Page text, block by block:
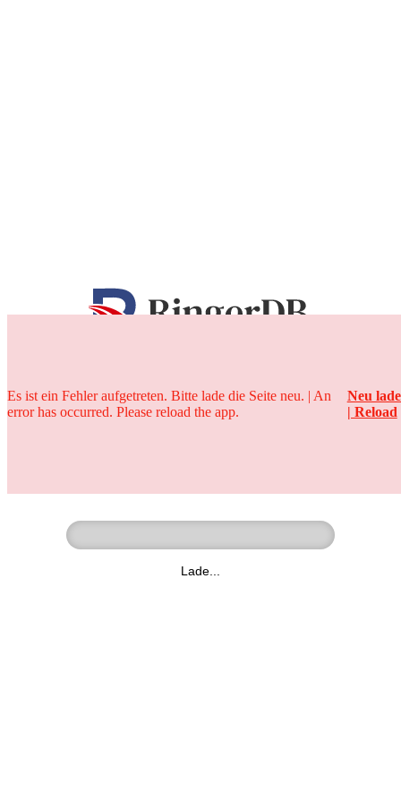
25 Jahre
Lade...
Es ist ein Fehler aufgetreten. Bitte lade die Seite neu. | An
error has occurred. Please reload the app.
Neu
| Reload